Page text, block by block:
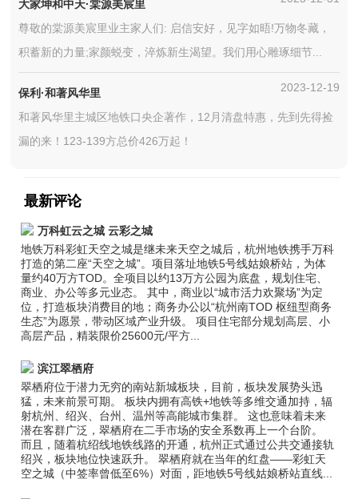
大家坤和中天·棠源美宸里
尊敬的棠源美宸里业主家人们: 启信安好，见字如晤!万物冬藏，
积蓄新的力量;家颜蜕变，淬炼新生渴望。我们用心雕琢细节...
保利·和著风华里 2023-12-19
和著风华里主城区地铁口央企著作，12月清盘特惠，先到先得捡
漏的来！123-139方总价426万起！
最新评论
万科虹云之城 云彩之城
地铁万科彩虹天空之城是继未来天空之城后，杭州地铁携手万科
打造的第二座“天空之城”。项目落址地铁5号线姑娘桥站，为体
量约40万方TOD。全项目以约13万方公园为底盘，规划住宅、
商业、办公等多元业态。 其中，商业以“城市活力欢聚场”为定
位，打造板块消费目的地；商务办公以“杭州南TOD 枢纽型商务
生态”为愿景，带动区域产业升级。 项目住宅部分规划高层、小
高层产品，精装限价25600元/平方...
滨江翠栖府
翠栖府位于潜力无穷的南站新城板块，目前，板块发展势头迅
猛，未来前景可期。 板块内拥有高铁+地铁等多维交通加持，辐
射杭州、绍兴、台州、温州等高能城市集群。 这也意味着未来
潜在客群广泛，翠栖府在二手市场的安全系数再上一个台阶。
而且，随着杭绍线地铁线路的开通，杭州正式通过公共交通接轨
绍兴，板块地位快速跃升。 翠栖府就在当年的红盘——彩虹天
空之城（中签率曾低至6%）对面，距地铁5号线姑娘桥站直线...